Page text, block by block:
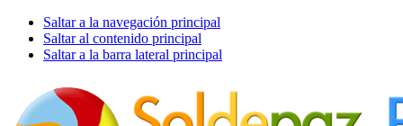
Saltar a la navegación principal
Saltar al contenido principal
Saltar a la barra lateral principal